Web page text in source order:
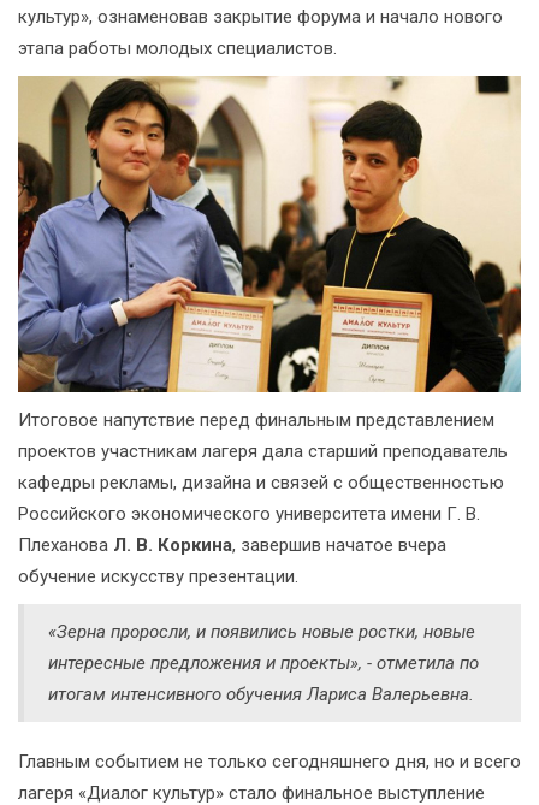
культур», ознаменовав закрытие форума и начало нового
этапа работы молодых специалистов.
Итоговое напутствие перед финальным представлением
проектов участникам лагеря дала старший преподаватель
кафедры рекламы, дизайна и связей с общественностью
Российского экономического университета имени Г. В.
Плеханова Л. В. Коркина, завершив начатое вчера
обучение искусству презентации.
«Зерна проросли, и появились новые ростки, новые
интересные предложения и проекты», - отметила по
итогам интенсивного обучения Лариса Валерьевна.
Главным событием не только сегодняшнего дня, но и всего
лагеря «Диалог культур» стало финальное выступление